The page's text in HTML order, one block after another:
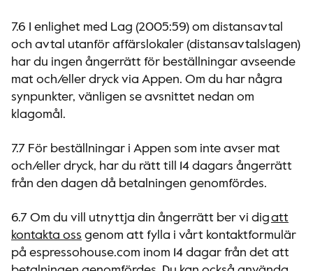
7.6 I enlighet med Lag (2005:59) om distansavtal
och avtal utanför affärslokaler (distansavtalslagen)
har du ingen ångerrätt för beställningar avseende
mat och/eller dryck via Appen. Om du har några
synpunkter, vänligen se avsnittet nedan om
klagomål.
7.7 För beställningar i Appen som inte avser mat
och/eller dryck, har du rätt till 14 dagars ångerrätt
från den dagen då betalningen genomfördes.
6.7 Om du vill utnyttja din ångerrätt ber vi digatt
kontakta oss genom att fylla i vårt kontaktformulär
på espressohouse.com inom 14 dagar från det att